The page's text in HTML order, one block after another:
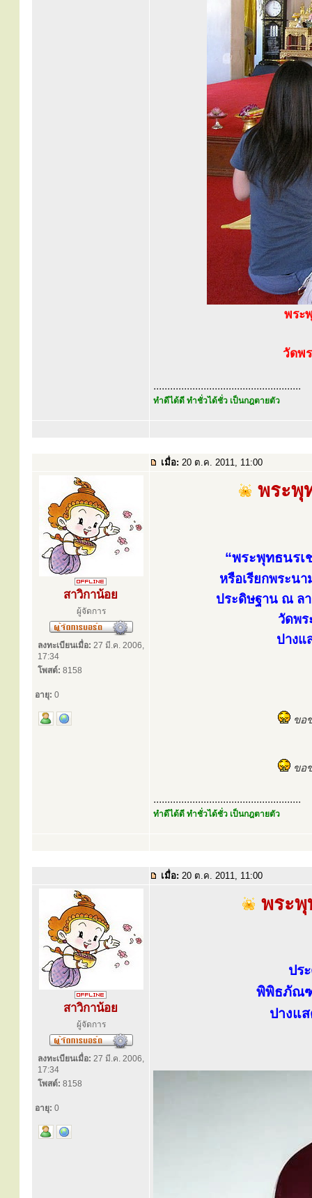
พระ
วัดพ
.....................................................
ทำดีได้ดี ทำชั่วได้ชั่ว เป็นกฎตายตัว
เมื่อ: 20 ต.ค. 2011, 11:00
สาวิกาน้อย
ผู้จัดการ
ลงทะเบียนเมื่อ: 27 มี.ค. 2006,
17:34
โพสต์: 8158
อายุ: 0
พระพุ
“พระพุทธนร
หรือเรียกพระน
ประดิษฐาน ณ ล
วัดพร
ปางแ
ขอข
ขอ
.....................................................
ทำดีได้ดี ทำชั่วได้ชั่ว เป็นกฎตายตัว
เมื่อ: 20 ต.ค. 2011, 11:00
สาวิกาน้อย
ผู้จัดการ
ลงทะเบียนเมื่อ: 27 มี.ค. 2006,
17:34
โพสต์: 8158
อายุ: 0
พระพุ
ปร
พิพิธภัณฑ
ปางแ